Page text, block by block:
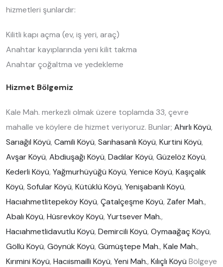
hizmetleri şunlardır:
Kilitli kapı açma (ev, iş yeri, araç)
Anahtar kayıplarında yeni kilit takma
Anahtar çoğaltma ve yedekleme
Hizmet Bölgemiz
Kale Mah. merkezli olmak üzere toplamda 33, çevre
mahalle ve köylere de hizmet veriyoruz. Bunlar; Ahırlı Köyü,
Sarıağıl Köyü, Camili Köyü, Sarıhasanlı Köyü, Kurtini Köyü,
Avşar Köyü, Abdiuşağı Köyü, Dadılar Köyü, Güzelöz Köyü,
Kederli Köyü, Yağmurhüyüğü Köyü, Yenice Köyü, Kaşıçalık
Köyü, Sofular Köyü, Kütüklü Köyü, Yenişabanlı Köyü,
Hacıahmetlitepeköy Köyü, Çatalçeşme Köyü, Zafer Mah.,
Abalı Köyü, Hüsrevköy Köyü, Yurtsever Mah.,
Hacıahmetlidavutlu Köyü, Demircili Köyü, Oymaağaç Köyü,
Göllü Köyü, Göynük Köyü, Gümüştepe Mah., Kale Mah.,
Kırımini Köyü, Hacıismailli Köyü, Yeni Mah., Kılıçlı Köyü Bölgeye